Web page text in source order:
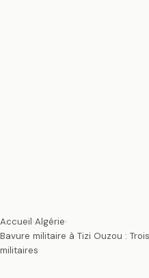
Accueil›Algérie›
Bavure militaire à Tizi Ouzou :
militaires